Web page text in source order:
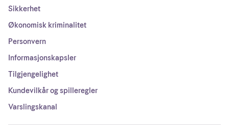
Sikkerhet
Økonomisk kriminalitet
Personvern
Informasjonskapsler
Tilgjengelighet
Kundevilkår og spilleregler
Varslingskanal